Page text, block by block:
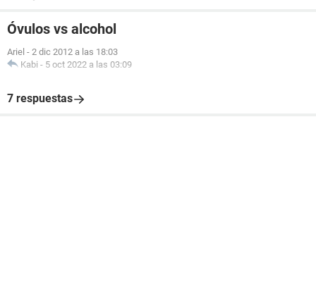
Óvulos vs alcohol
Ariel - 2 dic 2012 a las 18:03
Kabi - 5 oct 2022 a las 03:09
7 respuestas